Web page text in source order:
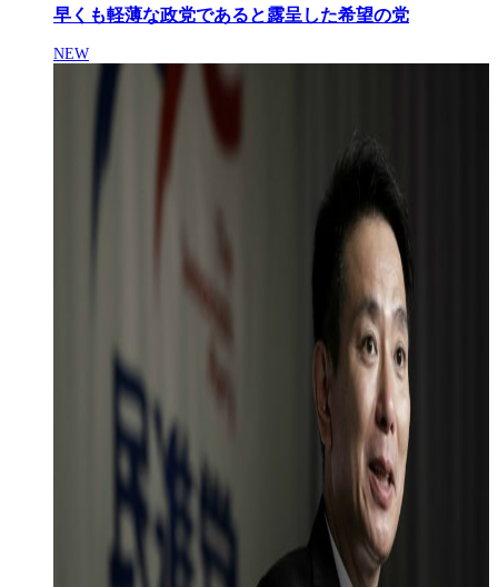
早くも軽薄な政党であると露呈した希望の党
NEW